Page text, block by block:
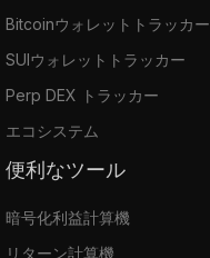
Bitcoinウォレットトラッカー
SUIウォレットトラッカー
Perp DEX トラッカー
エコシステム
便利なツール
暗号化利益計算機
リターン計算機